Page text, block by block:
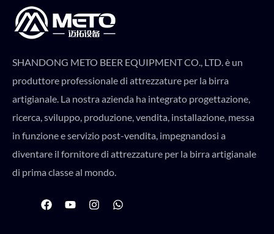
SHANDONG METO BEER EQUIPMENT CO., LTD. è un
produttore professionale di attrezzature per la birra
artigianale. La nostra azienda ha integrato progettazione,
ricerca, sviluppo, produzione, vendita, installazione, messa
in funzione e servizio post-vendita, impegnandosi a
diventare il fornitore di attrezzature per la birra artigianale
di prima classe al mondo.
F
a
Y
o
I
n
W
h